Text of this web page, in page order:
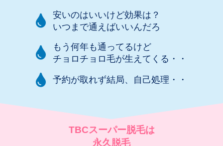
安いのはいいけど効果は？
いつまで通えばいいんだろ
もう何年も通ってるけど
チョロチョロ毛が生えてくる・・
予約が取れず結局、自己処理・・
TBCスーパー脱毛は
永久脱毛